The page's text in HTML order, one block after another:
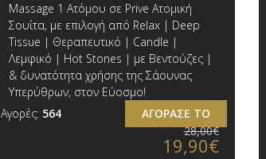
Massage 1 Ατόμου σε Prive Ατομική
Σουίτα, με επιλογή από Relax | Deep
Tissue | Θεραπευτικό | Candle |
Λεμφικό | Hot Stones | με Βεντούζες |
& δυνατότητα χρήσης της Σάουνας
Υπερύθρων, στον Εύοσμο!
Αγορές: 564
ΑΓΟΡΑΣΕ ΤΟ
28,00€
19,90€